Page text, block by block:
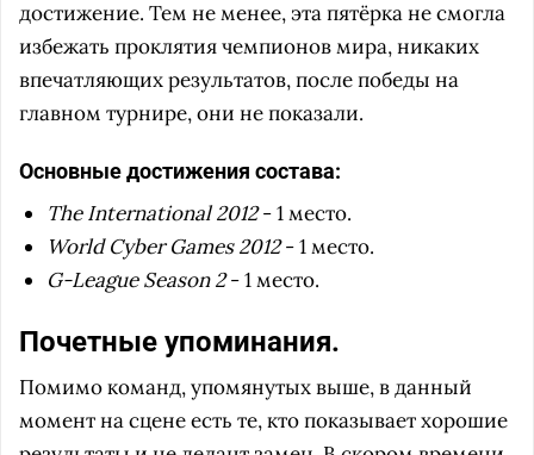
достижение. Тем не менее, эта пятёрка не смогла
избежать проклятия чемпионов мира, никаких
впечатляющих результатов, после победы на
главном турнире, они не показали.
Основные достижения состава:
The International 2012- 1 место.
World Cyber Games 2012- 1 место.
G-League Season 2- 1 место.
Почетные упоминания.
Помимо команд, упомянутых выше, в данный
момент на сцене есть те, кто показывает хорошие